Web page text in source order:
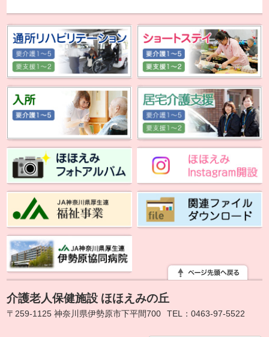
介護老人保健施設 ほほえみの丘
〒259-1125 神奈川県伊勢原市下平間700 TEL：0463-97-5522